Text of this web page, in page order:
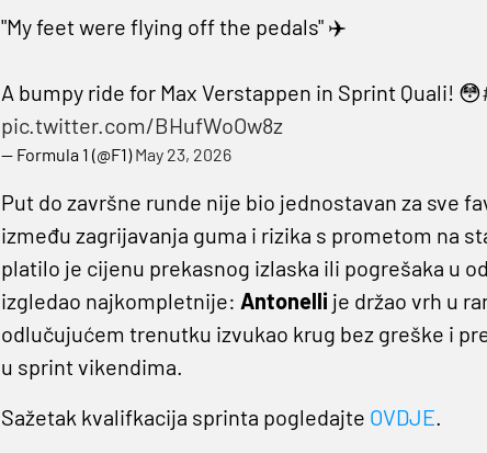
"My feet were flying off the pedals" ✈️
A bumpy ride for Max Verstappen in Sprint Quali! 😳
pic.twitter.com/BHufWoOw8z
— Formula 1 (@F1)May 23, 2026
Put do završne runde nije bio jednostavan za sve
između zagrijavanja guma i rizika s prometom na
platilo je cijenu prekasnog izlaska ili pogrešaka u
izgledao najkompletnije: Antonelli je držao vrh u
odlučujućem trenutku izvukao krug bez greške i
u sprint vikendima.
Sažetak kvalifkacija sprinta pogledajte OVDJE.